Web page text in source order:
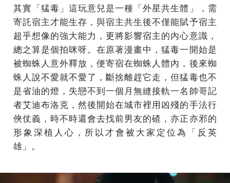
其實「猛毒」這玩意兒是一種「外星共生體」，需
寄託宿主才能生存，與宿主共生後不僅能賦予宿主
超乎想像的強大能力，更將影響宿主的內心意識，
總之算是個拍咪呀。在原著漫畫中，猛毒一開始是
被蜘蛛人意外釋放，便寄宿在蜘蛛人體內，後來蜘
蛛人說不愛就不愛了，斷捨離趕它走，但猛毒也不
是省油的燈，失戀不到一個月無縫接軌一名帥哥記
者艾迪布洛克，然後開始在城市裡用凶殘的手法行
俠仗義，時不時還會去找前男友的碴，亦正亦邪的
形象深植人心，所以才會被大家定位為「反英
雄」。